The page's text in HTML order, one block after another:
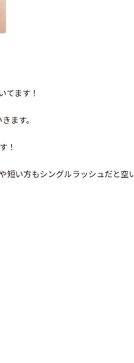
てます！
ます。
！
短い方もシングルラッシュだと